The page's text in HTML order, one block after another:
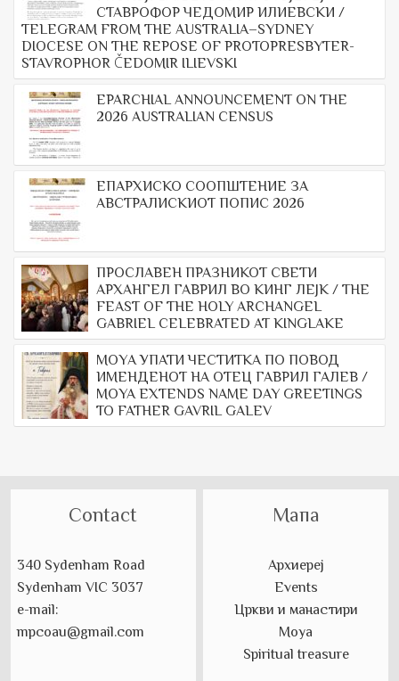
СТАВРОФОР ЧЕДОМИР ИЛИЕВСКИ /
TELEGRAM FROM THE AUSTRALIA–SYDNEY
DIOCESE ON THE REPOSE OF PROTOPRESBYTER-
STAVROPHOR ČEDOMIR ILIEVSKI
EPARCHIAL ANNOUNCEMENT ON THE
2026 AUSTRALIAN CENSUS
ЕПАРХИСКО СООПШТЕНИЕ ЗА
АВСТРАЛИСКИОТ ПОПИС 2026
ПРОСЛАВЕН ПРАЗНИКОТ СВЕТИ
АРХАНГЕЛ ГАВРИЛ ВО КИНГ ЛЕЈК / THE
FEAST OF THE HOLY ARCHANGEL
GABRIEL CELEBRATED AT KINGLAKE
МОYА УПАТИ ЧЕСТИТКА ПО ПОВОД
ИМЕНДЕНОТ НА ОТЕЦ ГАВРИЛ ГАЛЕВ /
MOYA EXTENDS NAME DAY GREETINGS
TO FATHER GAVRIL GALEV
Contact
340 Sydenham Road
Sydenham VIC 3037
e-mail:
mpcoau@gmail.com
Мапа
Архиереј
Events
Цркви и манастири
Моуа
Spiritual treasure